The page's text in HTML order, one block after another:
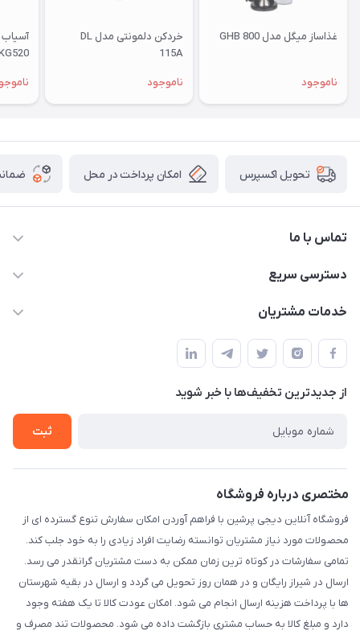
غذاساز میگل مدل GHB 800
ناموجود
خردکن دلمونتی مدل DL
115A
ناموجود
تحویل اکسپرس امکان پرداخت در محل
تماس با ما
09172138137
دسترسی سریع
حساب کاربری
لیست محصولات
درباره ما
خدمات مشتریان
قوانین و مقررات
حریم خصوصی
راهنما
از جدید‌ترین تخفیف‌ها با‌ خبر شوید
ثبت
مختصری درباره فروشگاه
فروشگاه آنلاین دیجی پرشین با فراهم آوردن امکان سفارش تنوع گسترده ای از
محصولات مورد نیاز مشتریان توانسته رضایت افراد زیادی را به خود جلب کند.
تمامی سفارشات در کوتاه ترین زمان ممکن به دست مشتریان گرانقدر می رسد.
ارسال در شیراز رایگان و در همان روز تحویل می گردد و ارسال در بقیه شهرستان
ها با پرداخت هزینه ارسال انجام می شود. امکان عودت کالا تا یک هفته وجود
دارد و مبلغ کالا به حساب مشتری بازگشت داده می شود. محصولات تند مصرف و